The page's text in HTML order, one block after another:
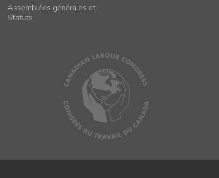
Assemblées générales et
Statuts